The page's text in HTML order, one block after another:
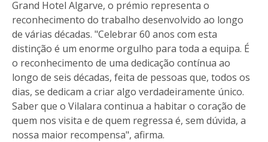
Grand Hotel Algarve, o prémio representa o
reconhecimento do trabalho desenvolvido ao longo
de várias décadas. "Celebrar 60 anos com esta
distinção é um enorme orgulho para toda a equipa. É
o reconhecimento de uma dedicação contínua ao
longo de seis décadas, feita de pessoas que, todos os
dias, se dedicam a criar algo verdadeiramente único.
Saber que o Vilalara continua a habitar o coração de
quem nos visita e de quem regressa é, sem dúvida, a
nossa maior recompensa", afirma.